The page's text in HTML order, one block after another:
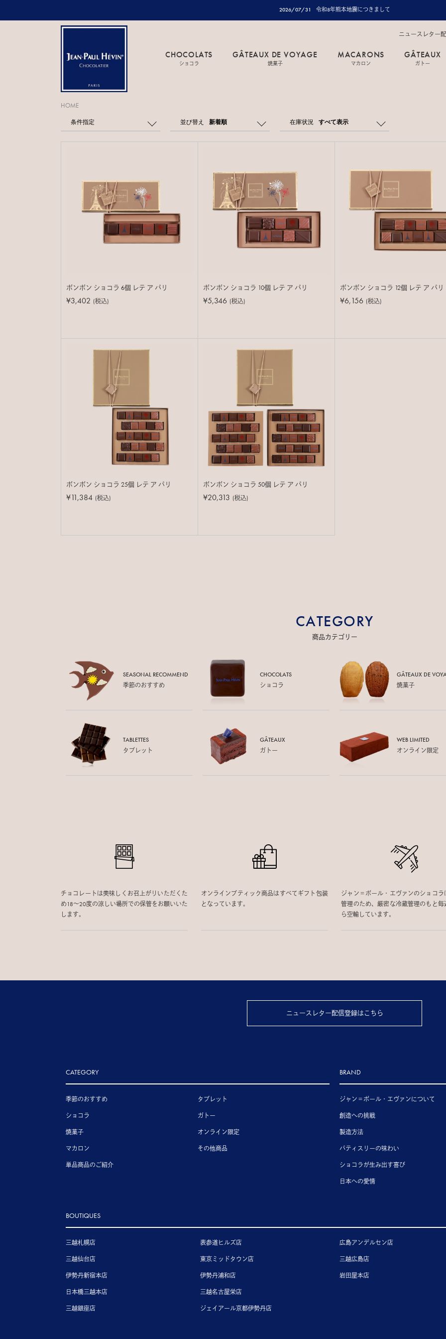
2026/07/31 令和8年熊本地震につきまして
ニュースレター
CHOCOLATS
ショコラ
GÂTEAUX DE VOYAGE
焼菓子
MACARONS
マカロン
GÂTEAUX
ガトー
HOME
条件指定 並び替え 新着順 在庫状況 すべて表示
ボンボン ショコラ 6個 レテ ア パリ
¥3,402 (税込)
ボンボン ショコラ 10個 レテ ア パリ
¥5,346 (税込)
ボンボン ショコラ 12個 レテ ア パリ
¥6,156 (税込)
ボンボン ショコラ 25個 レテ ア パリ
¥11,384 (税込)
ボンボン ショコラ 50個 レテ ア パリ
¥20,313 (税込)
CATEGORY
商品カテゴリー
SEASONAL RECOMMEND
季節のおすすめ
CHOCOLATS
ショコラ
GÂTEAUX DE
焼菓子
TABLETTES
タブレット
GÂTEAUX
ガトー
WEB LIMITED
オンライン限定
チョコレートは美味しくお召上がりいただくた
め18〜20度の涼しい場所での保管をお願いいた
します。
オンラインブティック商品はすべてギフト包装
となっています。
ジャン＝ポール・エヴァンのショコラ
管理のため、厳密な冷蔵管理のもと毎
ら空輸しています。
ニュースレター配信登録はこちら
CATEGORY
季節のおすすめ
ショコラ
焼菓子
マカロン
単品商品のご紹介
タブレット
ガトー
オンライン限定
その他商品
BRAND
ジャン＝ポール・エヴァンについて
創造への挑戦
製造方法
パティスリーの味わい
ショコラが生み出す喜び
日本への愛情
BOUTIQUES
三越札幌店
三越仙台店
伊勢丹新宿本店
日本橋三越本店
三越銀座店
表参道ヒルズ店
東京ミッドタウン店
伊勢丹浦和店
三越名古屋栄店
ジェイアール京都伊勢丹店
広島アンデルセン店
三越広島店
岩田屋本店